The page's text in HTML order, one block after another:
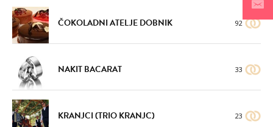
ČOKOLADNI ATELJE DOBNIK 92
NAKIT BACARAT 33
KRANJCI (TRIO KRANJC) 23